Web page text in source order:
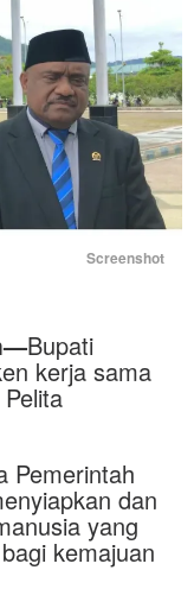
Screenshot
Bupati
kerja sama
Pemerintah
dan
yang
kemajuan